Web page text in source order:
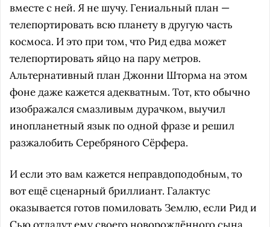
вместе с ней. Я не шучу. Гениальный план —
телепортировать всю планету в другую часть
космоса. И это при том, что Рид едва может
телепортировать яйцо на пару метров.
Альтернативный план Джонни Шторма на этом
фоне даже кажется адекватным. Тот, кто обычно
изображался смазливым дурачком, выучил
инопланетный язык по одной фразе и решил
разжалобить Серебряного Сёрфера.
И если это вам кажется неправдоподобным, то
вот ещё сценарный бриллиант. Галактус
оказывается готов помиловать Землю, если Рид и